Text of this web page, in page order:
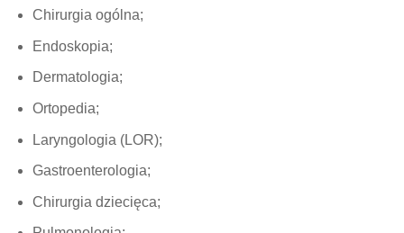
Chirurgia ogólna;
Endoskopia;
Dermatologia;
Ortopedia;
Laryngologia (LOR);
Gastroenterologia;
Chirurgia dziecięca;